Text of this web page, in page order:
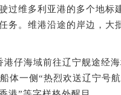
维多利亚港的多个地标
务。维港沿途的岸边，大
海域前往辽宁舰途经海
体一侧“热烈欢送辽宁号